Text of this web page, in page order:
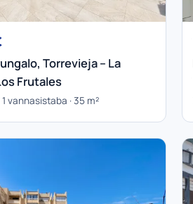
Torrevieja – La
Frutales
vannasistaba · 35 m²